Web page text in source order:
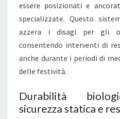
I
O
T
A
I
A
essere posizionati e
specializzate. Questo
azzera i disagi per gli
consentendo interventi di
anche durante i periodi di
delle festività.
Durabilità
sicurezza statica e